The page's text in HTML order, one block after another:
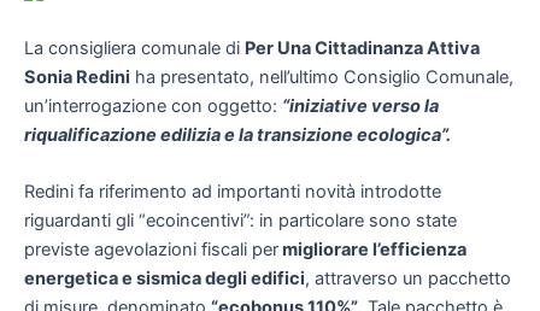
La consigliera comunale di Per Una Cittadinanza Attiva
Sonia Redini ha presentato, nell’ultimo Consiglio Comunale,
un’interrogazione con oggetto: “iniziative verso la
riqualificazione edilizia e la transizione ecologica”.
Redini fa riferimento ad importanti novità introdotte
riguardanti gli “ecoincentivi”: in particolare sono state
previste agevolazioni fiscali permigliorare l’efficienza
energetica e sismica degli edifici, attraverso un pacchetto